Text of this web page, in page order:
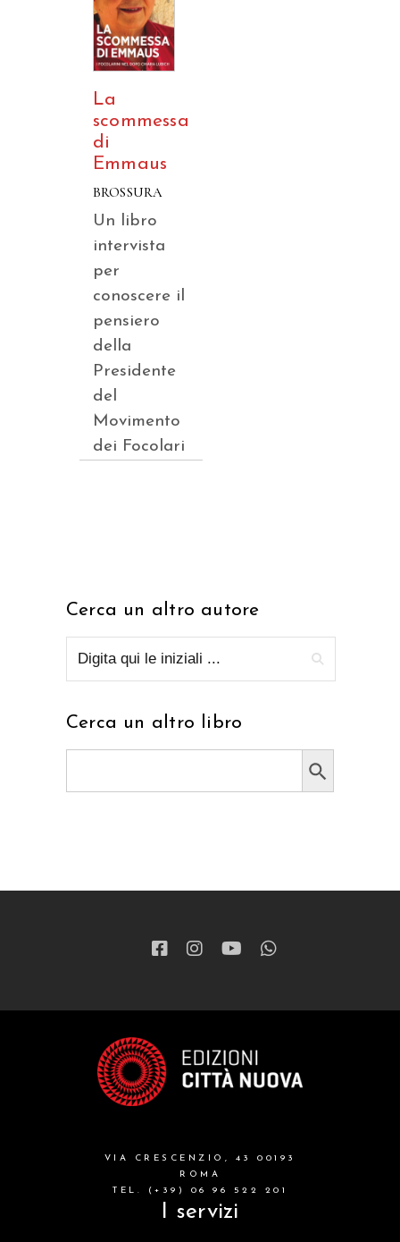
La
scommessa
di
Emmaus
BROSSURA
Un libro
intervista
per
conoscere il
pensiero
della
Presidente
del
Movimento
dei Focolari
Cerca un altro autore
Cerca un altro libro
Search Button
VIA CRESCENZIO, 43 00193
ROMA
TEL. (+39) 06 96 522 201
I servizi